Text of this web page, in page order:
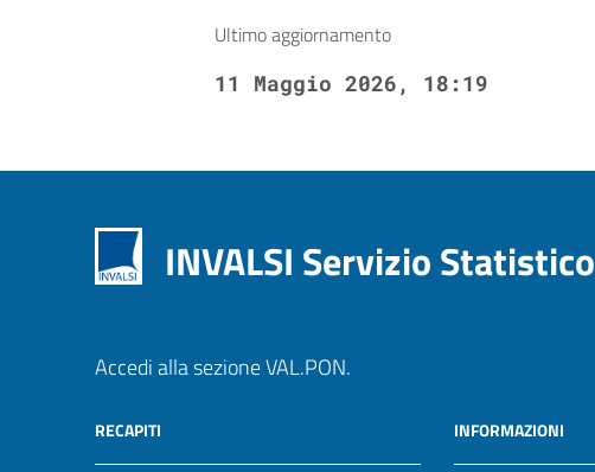
Ultimo aggiornamento
11 Maggio 2026, 18:19
INVALSI Servizio Statistico
Accedi alla sezione VAL.PON.
RECAPITI INFORMAZIONI